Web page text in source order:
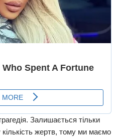
Залишається тільки
жертв, тому ми маємо